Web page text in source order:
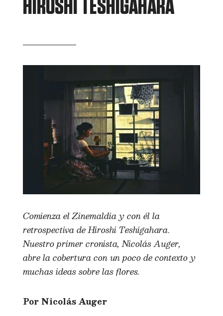
HIROSHI TESHIGAHARA
Comienza el Zinemaldia y con él la
retrospectiva de Hiroshi Teshigahara.
Nuestro primer cronista, Nicolás Auger,
abre la cobertura con un poco de contexto y
muchas ideas sobre las flores.
Por Nicolás Auger